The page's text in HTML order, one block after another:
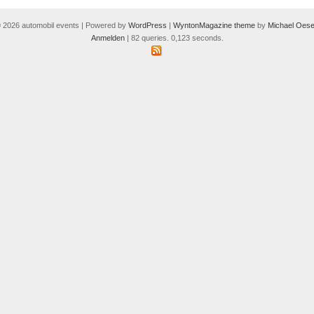
2026 automobil events | Powered by WordPress | WyntonMagazine theme by Michael
Anmelden| 82 queries. 0,123 seconds.